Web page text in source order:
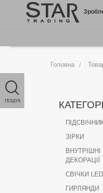
ПОШУК
Головна
ЗІРКИ
ВНУТРІШНІ
ДЕКОРАЦІЇ
СВІЧКИ LED
ГИРЛЯНДИ